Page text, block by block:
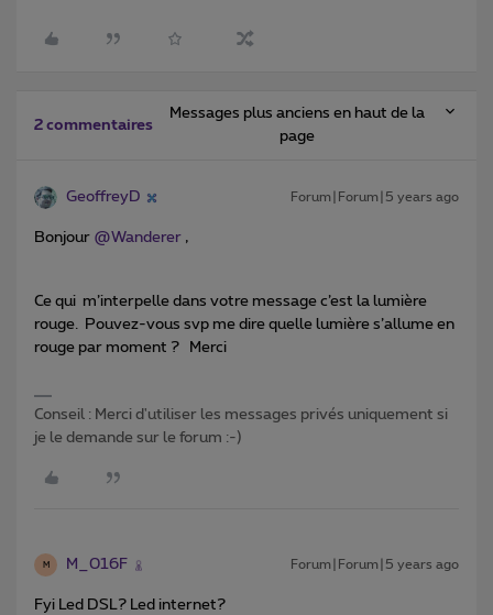
2 commentaires
Messages plus anciens en haut de la
page
GeoffreyD Forum|Forum|5 years ago
Bonjour @Wanderer ,
Ce qui m’interpelle dans votre message c’est la lumière
rouge. Pouvez-vous svp me dire quelle lumière s’allume en
rouge par moment ? Merci
Conseil : Merci d'utiliser les messages privés uniquement si
je le demande sur le forum :-)
M M_016F Forum|Forum|5 years ago
Fyi Led DSL? Led internet?